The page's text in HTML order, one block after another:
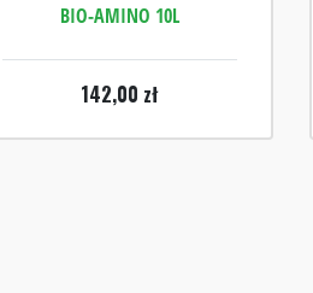
BIO-AMINO 10L
142,00 zł